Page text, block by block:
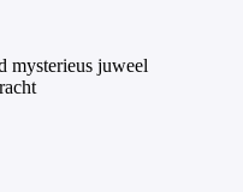
mysterieus juweel